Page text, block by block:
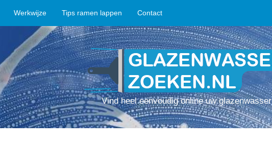
Werkwijze Tips ramen lappen Contact
Vind heel eenvoudig online uw glazenwasser